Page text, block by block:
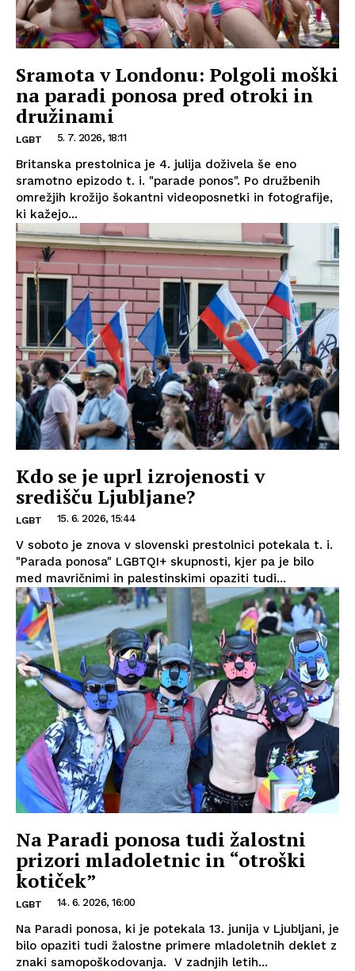
Sramota v Londonu: Polgoli moški
na paradi ponosa pred otroki in
družinami
LGBT 5. 7. 2026, 18:11
Britanska prestolnica je 4. julija doživela še eno
sramotno epizodo t. i. "parade ponos". Po družbenih
omrežjih krožijo šokantni videoposnetki in fotografije,
ki kažejo...
Kdo se je uprl izrojenosti v
središču Ljubljane?
LGBT 15. 6. 2026, 15:44
V soboto je znova v slovenski prestolnici potekala t. i.
"Parada ponosa" LGBTQI+ skupnosti, kjer pa je bilo
med mavričnimi in palestinskimi opaziti tudi...
Na Paradi ponosa tudi žalostni
prizori mladoletnic in “otroški
kotiček”
LGBT 14. 6. 2026, 16:00
Na Paradi ponosa, ki je potekala 13. junija v Ljubljani, je
bilo opaziti tudi žalostne primere mladoletnih deklet z
znaki samopoškodovanja. V zadnjih letih...